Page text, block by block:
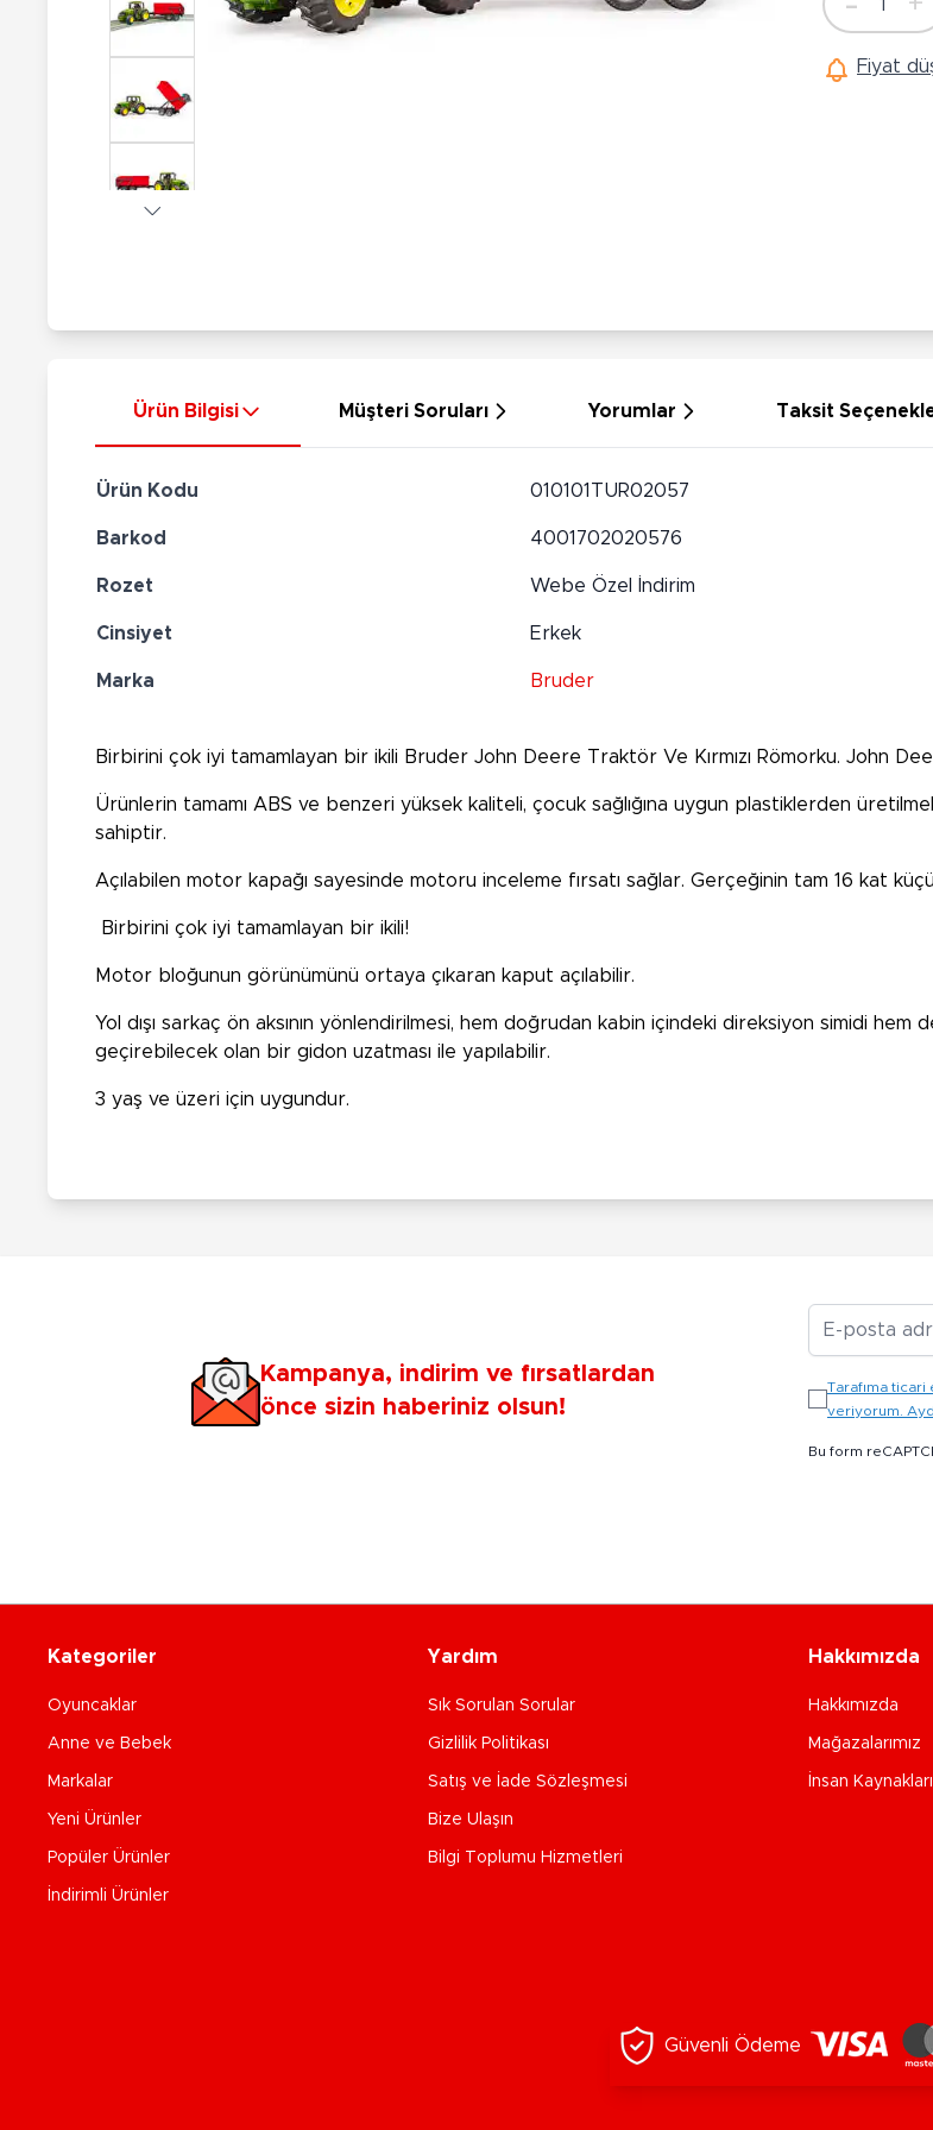
Hayvan Figürler
Çeşitli Figürler
Koleksiyon Figürler
Elektronik Ürünler
Nerf
Hobi Oyuncakları
Bebek Araç
Adet
1
Fiyat
Ürün Bilgisi Müşteri Soruları Yorumlar Taksit
Ürün Kodu 010101TUR02057
Barkod 4001702020576
Rozet Webe Özel İndirim
Cinsiyet Erkek
Marka Bruder
Birbirini çok iyi tamamlayan bir ikili Bruder John Deere Traktör Ve Kırmızı Römorku. John
Ürünlerin tamamı ABS ve benzeri yüksek kaliteli, çocuk sağlığına uygun plastiklerden
sahiptir.
Açılabilen motor kapağı sayesinde motoru inceleme fırsatı sağlar. Gerçeğinin tam 16 kat
Birbirini çok iyi tamamlayan bir ikili!
Motor bloğunun görünümünü ortaya çıkaran kaput açılabilir.
Yol dışı sarkaç ön aksının yönlendirilmesi, hem doğrudan kabin içindeki direksiyon simidi
geçirebilecek olan bir gidon uzatması ile yapılabilir.
3 yaş ve üzeri için uygundur.
Kampanya, indirim ve fırsatlardan
önce sizin haberiniz olsun!
E-posta
Tarafıma
veriyorum.
Bu form
Kategoriler
Oyuncaklar
Anne ve Bebek
Markalar
Yeni Ürünler
Popüler Ürünler
İndirimli Ürünler
Yardım
Sık Sorulan Sorular
Gizlilik Politikası
Satış ve İade Sözleşmesi
Bize Ulaşın
Bilgi Toplumu Hizmetleri
Hakkımızda
Hakkımızda
Mağazalarımız
İnsan Kaynakları
Güvenli Ödeme